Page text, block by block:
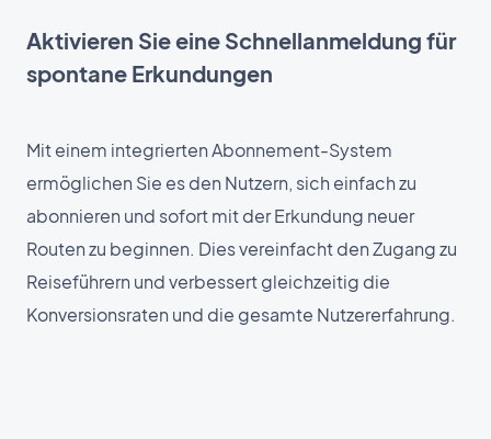
Aktivieren Sie eine Schnellanmeldung für
spontane Erkundungen
Mit einem integrierten Abonnement-System
ermöglichen Sie es den Nutzern, sich einfach zu
abonnieren und sofort mit der Erkundung neuer
Routen zu beginnen. Dies vereinfacht den Zugang zu
Reiseführern und verbessert gleichzeitig die
Konversionsraten und die gesamte Nutzererfahrung.